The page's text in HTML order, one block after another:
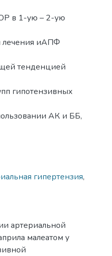
в 1-ую – 2-ую
лечения иАПФ
тенденцией
гипотензивных
АК и ББ,
гипертензия,
артериальной
малеатом у